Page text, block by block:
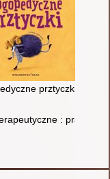
o tym, jak bajki mogą
prztyczki
: prace